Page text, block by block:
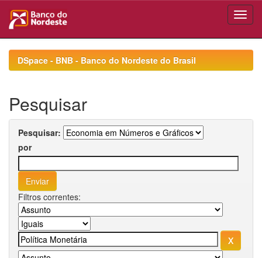
navigationDSpace - BNB - Banco do Nordeste do Brasil
Pesquisar
Pesquisar:
por
Filtros correntes: